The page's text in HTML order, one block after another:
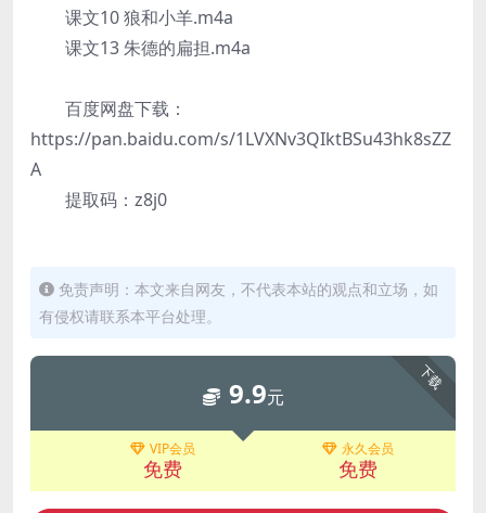
课文10 狼和小羊.m4a
课文13 朱德的扁担.m4a
百度网盘下载：
https://pan.baidu.com/s/1LVXNv3QIktBSu43hk8sZZ
A
提取码：z8j0
免责声明：本文来自网友，不代表本站的观点和立场，如
有侵权请联系本平台处理。
下载
9.9元
VIP会员
免费
永久会员
免费